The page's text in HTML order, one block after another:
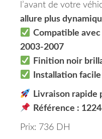
l’avant de votre
allure plus
Compatible
2003-2007
Finition noir
Installation
Livraison rapide
Référence :
Prix: 736 DH